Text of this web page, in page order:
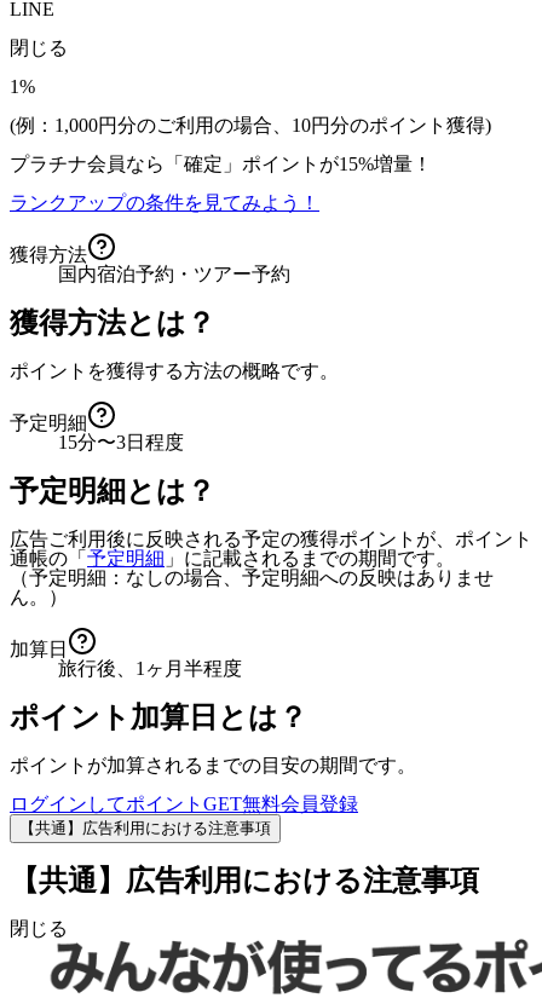
LINE
閉じる
1%
(例：1,000円分のご利用の場合、 10円分のポイント獲得)
プラチナ会員なら
「確定」 ポイントが15%増量！
ランクアップの条件を見てみよう！
獲得方法
国内宿泊予約・ツアー予約
獲得方法とは？
ポイントを獲得する方法の概略です。
予定明細
15分〜3日程度
予定明細とは？
広告ご利用後に反映される予定の獲得ポイントが、ポイント
通帳の「 予定明細 」に記載されるまでの期間です。
（予定明細：なしの場合、予定明細への反映はありませ
ん。）
加算日
旅行後、1ヶ月半程度
ポイント加算日とは？
ポイントが加算されるまでの目安の期間です。
ログインしてポイントGET無料会員登録
【共通】広告利用における注意事項
【共通】広告利用における注意事項
閉じる